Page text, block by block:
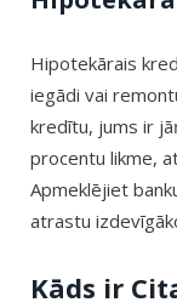
Hipotekārais
iegādi vai
kredītu, jums ir
procentu likme,
Apmeklējiet
atrastu
Kāds ir